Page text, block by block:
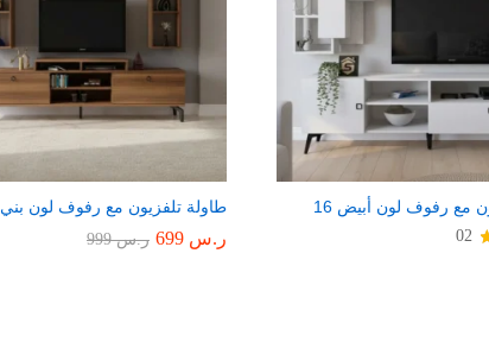
مع رفوف لون أبيض 16
02
طاولة تلفزيون مع رفوف لون بني 82
ر.س ر.س999